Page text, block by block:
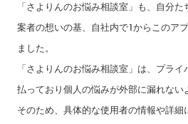
「さよりんのお悩み相談室」も、自分
案者の想いの基、自社内で1からこのア
ました。
「さよりんのお悩み相談室」は、プラ
払っており個人の悩みが外部に漏れない
そのため、具体的な使用者の情報や詳